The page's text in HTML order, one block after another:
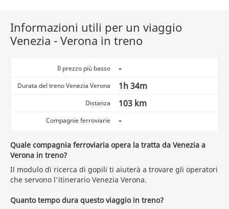
Informazioni utili per un viaggio
Venezia - Verona in treno
Il prezzo più basso -
Durata del treno Venezia Verona 1h 34m
Distanza 103 km
Compagnie ferroviarie -
Quale compagnia ferroviaria opera la tratta da Venezia a
Verona in treno?
Il modulo di ricerca di gopili ti aiuterà a trovare gli operatori
che servono l'itinerario Venezia Verona.
Quanto tempo dura questo viaggio in treno?